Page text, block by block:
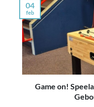
Game on!
04
feb